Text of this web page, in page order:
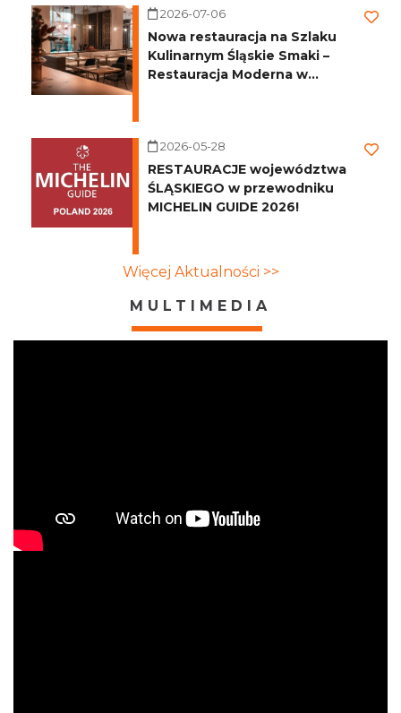
2026-07-06
Nowa restauracja na Szlaku
Kulinarnym Śląskie Smaki –
Restauracja Moderna w
2026-05-28
RESTAURACJE województwa
ŚLĄSKIEGO w przewodniku
MICHELIN GUIDE 2026!
Więcej Aktualności >>
MULTIMEDIA